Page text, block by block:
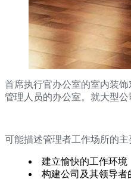
首席执行官办公室的室内装
管理人员的办公室。就大型
可能描述管理者工作场所的
建立愉快的工作环境
构建公司及其领导者